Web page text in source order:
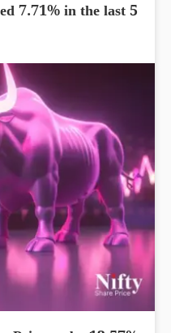
7.71% in the last 5